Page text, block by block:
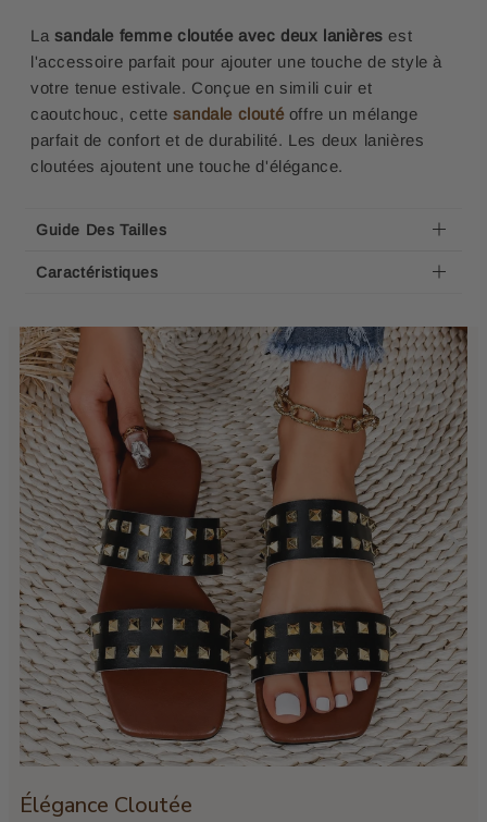
La sandale femme cloutée avec deux lanières est
l'accessoire parfait pour ajouter une touche de style à
votre tenue estivale. Conçue en simili cuir et
caoutchouc, cette sandale cloutéoffre un mélange
parfait de confort et de durabilité. Les deux lanières
cloutées ajoutent une touche d'élégance.
Guide Des Tailles
Caractéristiques
Élégance Cloutée